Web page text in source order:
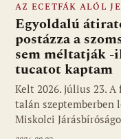
AZ ECETFÁK ALÓL
Egyoldalú
postázza a
sem méltatják -
tucatot kaptam
Kelt 2026. július 23.
talán szeptemberben
Miskolci